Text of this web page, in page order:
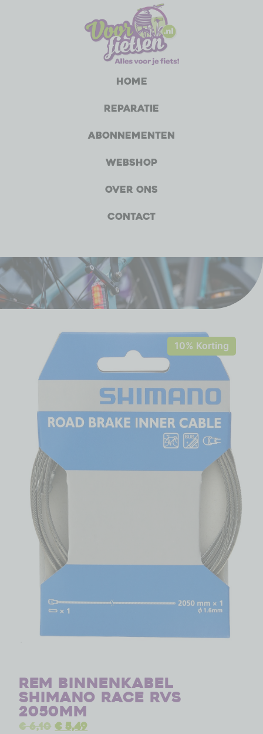
Home
Reparatie
Abonnementen
Webshop
Over ons
Contact
10% Korting
Rem binnenkabel
Shimano Race RVS
2050mm
€6,10 €5,49